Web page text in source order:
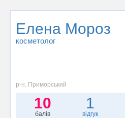
Елена Мороз
косметолог
р-н. Приморський
10
балів
1
відгук